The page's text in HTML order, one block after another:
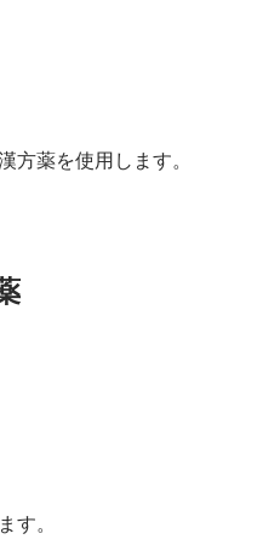
方薬を使用します。
す。